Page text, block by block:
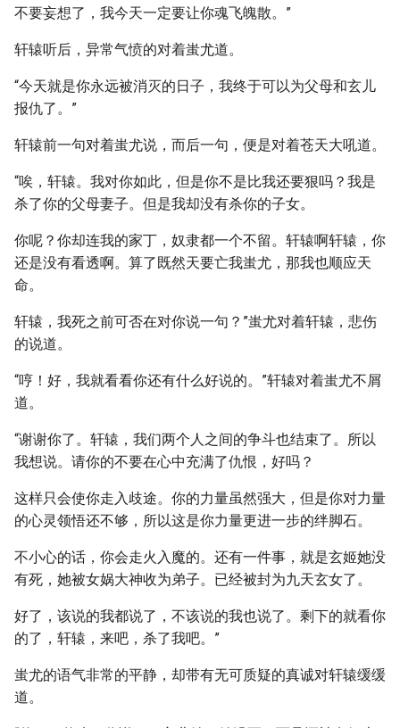
不要妄想了，我今天一定要让你魂飞魄散。”
轩辕听后，异常气愤的对着蚩尤道。
“今天就是你永远被消灭的日子，我终于可以为父母和玄儿
报仇了。”
轩辕前一句对着蚩尤说，而后一句，便是对着苍天大吼道。
“唉，轩辕。我对你如此，但是你不是比我还要狠吗？我是
杀了你的父母妻子。但是我却没有杀你的子女。
你呢？你却连我的家丁，奴隶都一个不留。轩辕啊轩辕，你
还是没有看透啊。算了既然天要亡我蚩尤，那我也顺应天
命。
轩辕，我死之前可否在对你说一句？”蚩尤对着轩辕，悲伤
的说道。
“哼！好，我就看看你还有什么好说的。”轩辕对着蚩尤不屑
道。
“谢谢你了。轩辕，我们两个人之间的争斗也结束了。所以
我想说。请你的不要在心中充满了仇恨，好吗？
这样只会使你走入歧途。你的力量虽然强大，但是你对力量
的心灵领悟还不够，所以这是你力量更进一步的绊脚石。
不小心的话，你会走火入魔的。还有一件事，就是玄姬她没
有死，她被女娲大神收为弟子。已经被封为九天玄女了。
好了，该说的我都说了，不该说的我也说了。剩下的就看你
的了，轩辕，来吧，杀了我吧。”
蚩尤的语气非常的平静，却带有无可质疑的真诚对轩辕缓缓
道。